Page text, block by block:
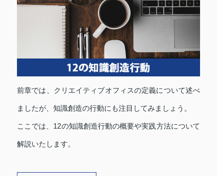
前章では、クリエイティブオフィスの定義について述べ
ましたが、知識創造の行動にも注目してみましょう。
ここでは、12の知識創造行動の概要や実践方法について
解説いたします。